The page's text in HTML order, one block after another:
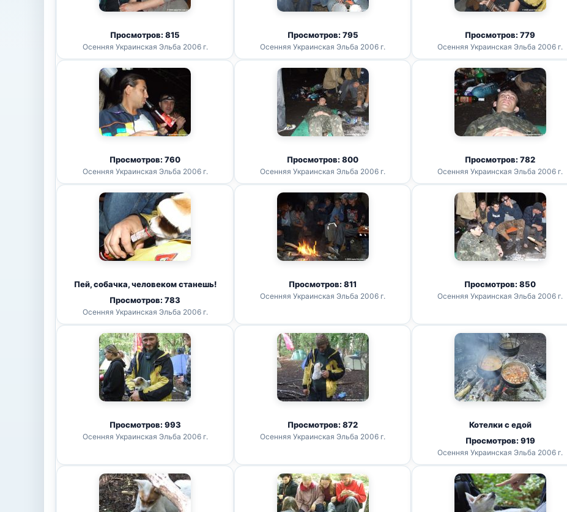
Просмотров: 815
Осенняя Украинская Эльба 2006 г.
Просмотров: 795
Осенняя Украинская Эльба 2006 г.
Просмотров: 779
Осенняя Украинская Эльба 2006 г.
Просмотров: 760
Осенняя Украинская Эльба 2006 г.
Просмотров: 800
Осенняя Украинская Эльба 2006 г.
Просмотров: 782
Осенняя Украинская Эльба 2006 г.
Пей, собачка, человеком станешь!
Просмотров: 783
Осенняя Украинская Эльба 2006 г.
Просмотров: 811
Осенняя Украинская Эльба 2006 г.
Просмотров: 850
Осенняя Украинская Эльба 2006 г.
Просмотров: 993
Осенняя Украинская Эльба 2006 г.
Просмотров: 872
Осенняя Украинская Эльба 2006 г.
Котелки с едой
Просмотров: 919
Осенняя Украинская Эльба 2006 г.